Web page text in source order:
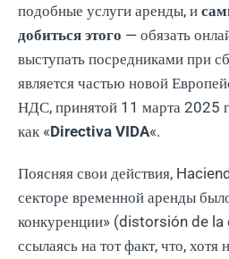
подобные услуги аренды, и
добиться этого — обязать
выступать посредниками при
является частью новой
НДС, принятой 11 марта 2025
как «Directiva VIDA«.
Поясняя свои действия,
секторе временной аренды
конкуренции» (distorsión de
ссылаясь на тот факт, что, хотя